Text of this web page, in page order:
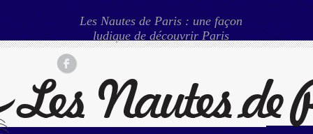
Les Nautes de Paris : une façon
ludique de découvrir Paris